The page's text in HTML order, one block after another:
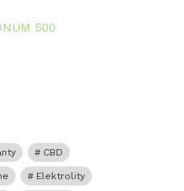
500
CBD
Elektrolity